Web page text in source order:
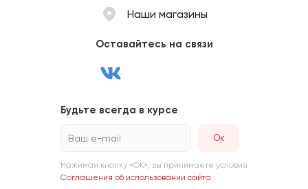
Наши магазины
Оставайтесь на связи
Будьте всегда в курсе
Ваш e-mail
Нажимая кнопку «ОК», вы принимаете условия
Соглашения об использовании сайта